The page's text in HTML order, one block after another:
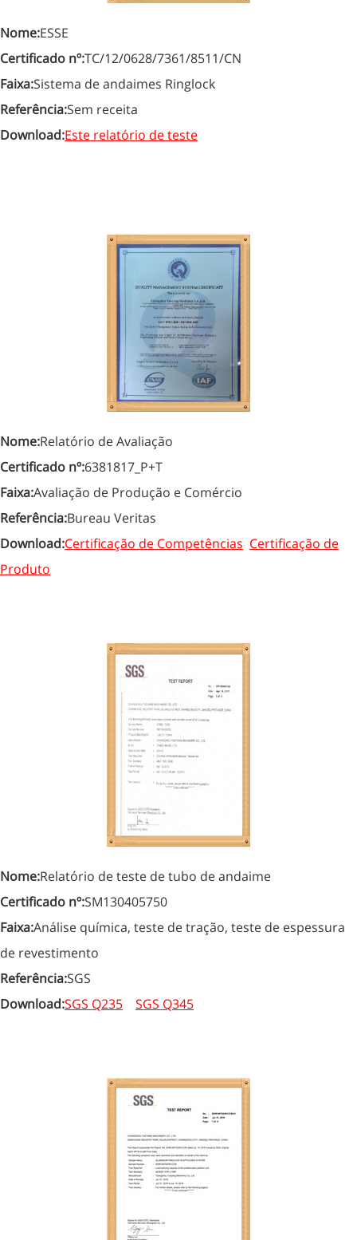
Nome:ESSE
Certificado nº:TC/12/0628/7361/8511/CN
Faixa:Sistema de andaimes Ringlock
Referência:Sem receita
Download:Este relatório de teste
Nome:Relatório de Avaliação
Certificado nº:6381817_P+T
Faixa:Avaliação de Produção e Comércio
Referência:Bureau Veritas
Download:Certificação de Competências Certificação de
Produto
Nome:Relatório de teste de tubo de andaime
Certificado nº:SM130405750
Faixa:Análise química, teste de tração, teste de espessura
de revestimento
Referência:SGS
Download:SGS Q235 SGS Q345